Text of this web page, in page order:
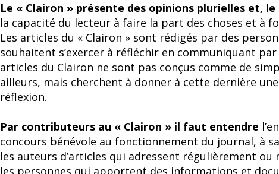
Le « Clairon » présente des opinions plurielles et,
la capacité du lecteur à faire la part des choses et à
Les articles du « Clairon » sont rédigés par des
souhaitent s’exercer à réfléchir en communiquant
articles du Clairon ne sont pas conçus comme de
ailleurs, mais cherchent à donner à cette dernière
réflexion.
Par contributeurs au « Clairon » il faut entendre
concours bénévole au fonctionnement du journal, à
les auteurs d’articles qui adressent régulièrement
les personnes qui apportent des informations et